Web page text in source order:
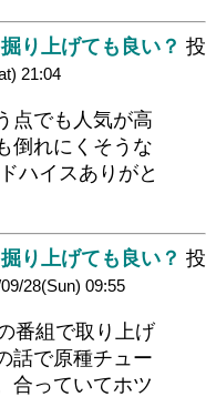
り上げても良い？ 投
21:04
点でも人気が高
倒れにくそうな
ハイスありがと
り上げても良い？ 投
28(Sun) 09:55
番組で取り上げ
話で原種チュー
合っていてホツ